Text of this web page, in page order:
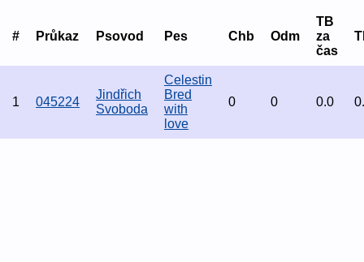
# Průkaz Psovod Pes Chb Odm
TB
za
čas
1 045224
Jindřich
Svoboda
Celestin
Bred
with
love
0 0 0.0